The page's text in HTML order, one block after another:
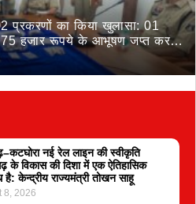
प्रकरणों का किया खुलासा: 01
हजार रूपये के आभूषण जप्त कर
नई रेल लाइन की स्वीकृति
के विकास की दिशा में एक ऐतिहासिक
है: केन्द्रीय राज्यमंत्री तोखन साहू
8, 2026